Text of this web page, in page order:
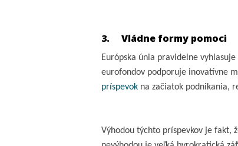
3. Vládne formy pomoci
Európska únia pravidelne
eurofondov podporuje inovatívne
príspevok na začiatok podnikania,
Výhodou týchto príspevkov je fakt,